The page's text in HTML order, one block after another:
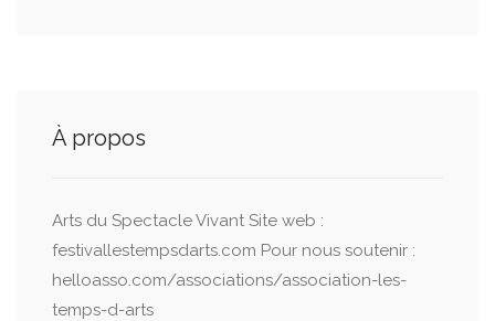
À propos
Arts du Spectacle Vivant Site web :
festivallestempsdarts.com Pour nous soutenir :
helloasso.com/associations/association-les-
temps-d-arts